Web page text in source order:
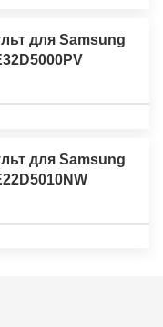
для Samsung
для Samsung